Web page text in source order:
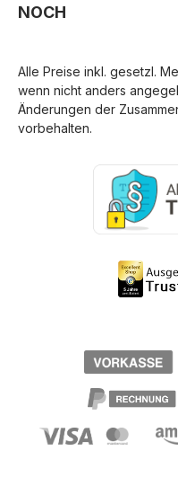
NOCH
Alle Preise inkl. gesetzl.
wenn nicht anders
Änderungen der
vorbehalten.